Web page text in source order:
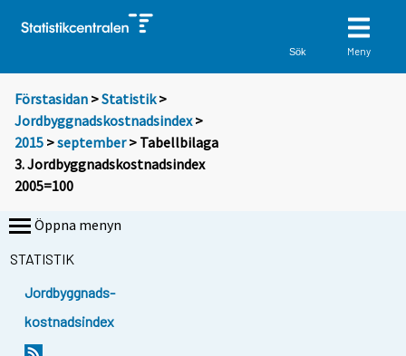
Sök Meny
Förstasidan >Statistik >
Jordbyggnadskostnadsindex>
2015 >september> Tabellbilaga
3. Jordbyggnadskostnadsindex
2005=100
Öppna menyn
STATISTIK
Jordbyggnads-
kostnadsindex